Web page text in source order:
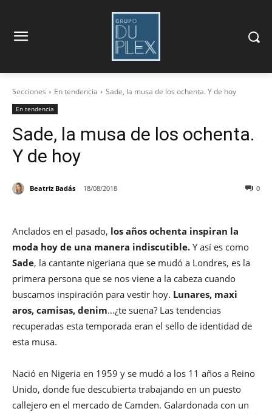
Secciones En tendencia Sade, la musa de los ochenta. Y de hoy
En tendencia
Sade, la musa de los ochenta.
Y de hoy
Beatriz Badás 18/08/2018 0
Anclados en el pasado, los años ochenta inspiran la
moda hoy de una manera indiscutible. Y así es como
Sade, la cantante nigeriana que se mudó a Londres, es la
primera persona que se nos viene a la cabeza cuando
buscamos inspiración para vestir hoy. Lunares, maxi
aros, camisas, denim…¿te suena? Las tendencias
recuperadas esta temporada eran el sello de identidad de
esta musa.
Nació en Nigeria en 1959 y se mudó a los 11 años a Reino
Unido, donde fue descubierta trabajando en un puesto
callejero en el mercado de Camden. Galardonada con un